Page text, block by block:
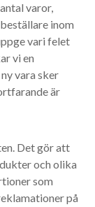
varor,
inom
vari felet
vi en
vara sker
är
Det gör att
och olika
som
på